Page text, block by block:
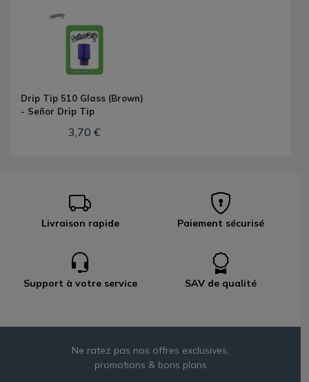
Drip Tip 510 Glass (Brown)
- Señor Drip Tip
3,70 €
Livraison rapide Paiement sécurisé
Support à votre service SAV de qualité
Ne ratez pas nos offres exclusives,
promotions & bons plans